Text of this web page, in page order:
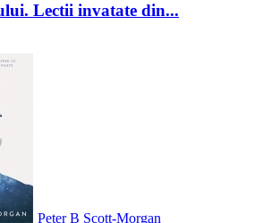
Lectii invatate din...
Peter B Scott-Morgan